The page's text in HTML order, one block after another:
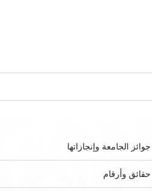
جوائز الجامعة وإنجازاتها
حقائق وأرقام